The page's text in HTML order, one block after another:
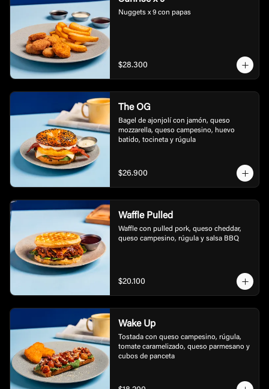
Nuggets x 9 con papas
$28.300
The OG
Bagel de ajonjolí con jamón, queso
mozzarella, queso campesino, huevo
batido, tocineta y rúgula
$26.900
Waffle Pulled
Waffle con pulled pork, queso cheddar,
queso campesino, rúgula y salsa BBQ
$20.100
Wake Up
Tostada con queso campesino, rúgula,
tomate caramelizado, queso parmesano y
cubos de panceta